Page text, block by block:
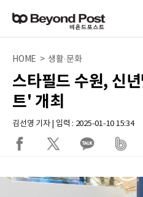
HOME > 생활·문화
스타필드 수원, 신
트' 개최
김선영 기자 | 입력 : 2025-01-10 15:34